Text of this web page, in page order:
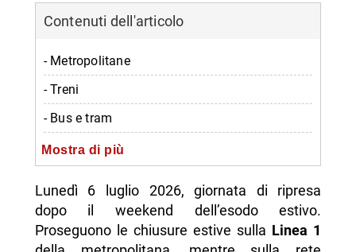
Contenuti dell'articolo
- Metropolitane
- Treni
- Bus e tram
- Viabilità
-- Scopri di più da Napolike.it
Mostra di più
Lunedì 6 luglio 2026, giornata di ripresa
dopo il weekend dell’esodo estivo.
Proseguono le chiusure estive sulla Linea 1